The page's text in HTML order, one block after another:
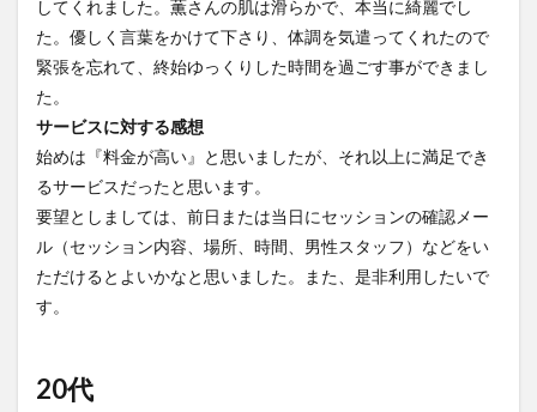
してくれました。薫さんの肌は滑らかで、本当に綺麗でし
た。優しく言葉をかけて下さり、体調を気遣ってくれたので
緊張を忘れて、終始ゆっくりした時間を過ごす事ができまし
た。
サービスに対する感想
始めは『料金が高い』と思いましたが、それ以上に満足でき
るサービスだったと思います。
要望としましては、前日または当日にセッションの確認メー
ル（セッション内容、場所、時間、男性スタッフ）などをい
ただけるとよいかなと思いました。また、是非利用したいで
す。
20代